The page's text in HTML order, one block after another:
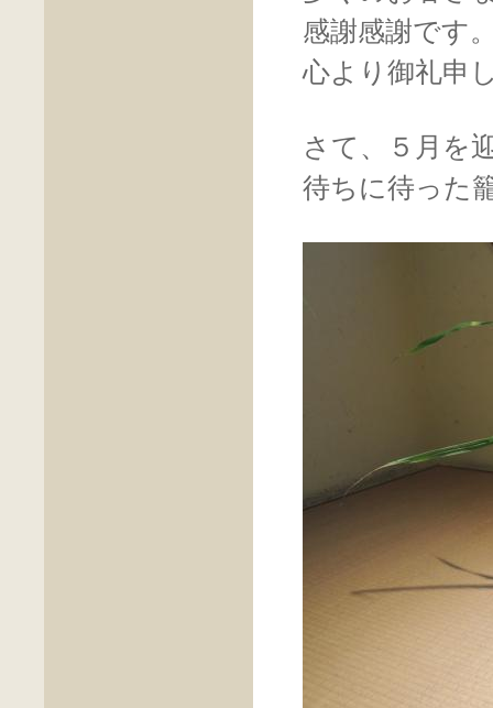
感謝感謝です
心より御礼申
さて、５月を
待ちに待った